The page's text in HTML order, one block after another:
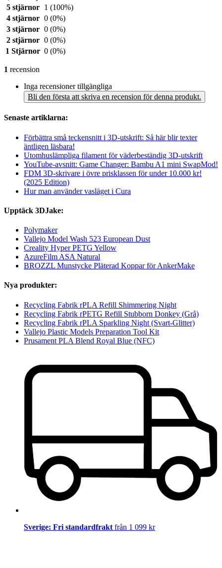
5 stjärnor
1 (100%)
4 stjärnor 0 (0%)
3 stjärnor 0 (0%)
2 stjärnor 0 (0%)
1 Stjärnor 0 (0%)
1 recension
Inga recensioner tillgängliga
Bli den första att skriva en recension för denna produkt.
Senaste artiklarna:
Förbättra små teckensnitt i 3D-utskrift: Så här blir texter
äntligen läsbara!
Utomhuslämpliga filament för väderbeständig 3D-utskrift
YouTube-avsnitt: Game Changer: Bambu A1 mini SwapMod!
FDM 3D-skrivare i övre prisklassen för under 10.000 kr!
(2025 Edition)
Hur man använder vasläget i Cura
Upptäck 3DJake:
Polymaker
Vallejo Model Wash 523 European Dust
Creality Hyper PETG Yellow
AzureFilm ASA Natural
BROZZL Munstycke Pläterad Koppar för AnkerMake
Nya produkter:
Recycling Fabrik rPLA Refill Shimmering Night
Recycling Fabrik rPETG Refill Stubborn Donkey (Grå)
Recycling Fabrik rPLA Sparkling Night (Svart-Glitter)
Vallejo Plastic Models Preparation Tool Kit
Prusament PLA Blend Royal Blue (NFC)
Sverige: Fri standardfrakt från 1 099 kr